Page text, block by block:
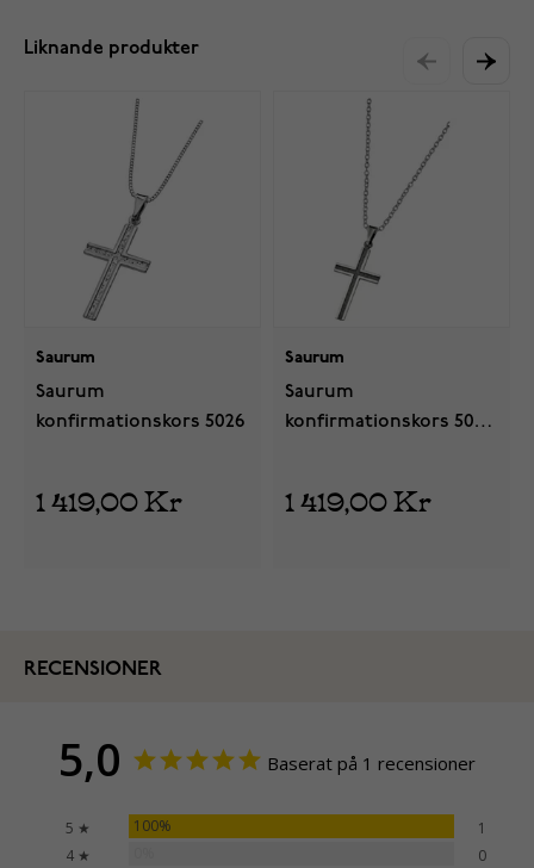
Liknande produkter
Saurum
Saurum
konfirmationskors 5026
1 419,00 Kr
Saurum
Saurum
konfirmationskors 5026
1 419,00 Kr
RECENSIONER
5,0 Baserat på 1 recensioner
5 ★ 100%
1
4 ★
0